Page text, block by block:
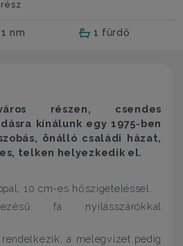
nm 1 fürdő
részen, csendes
kínálunk egy1975-ben
, önálló családi házat,
telken helyezkedik el.
10 cm-es hőszigeteléssel.
fa nyílásszárókkal
a melegvizet pedig